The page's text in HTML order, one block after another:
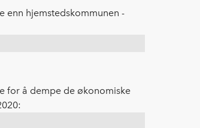
enn hjemstedskommunen -
for å dempe de økonomiske